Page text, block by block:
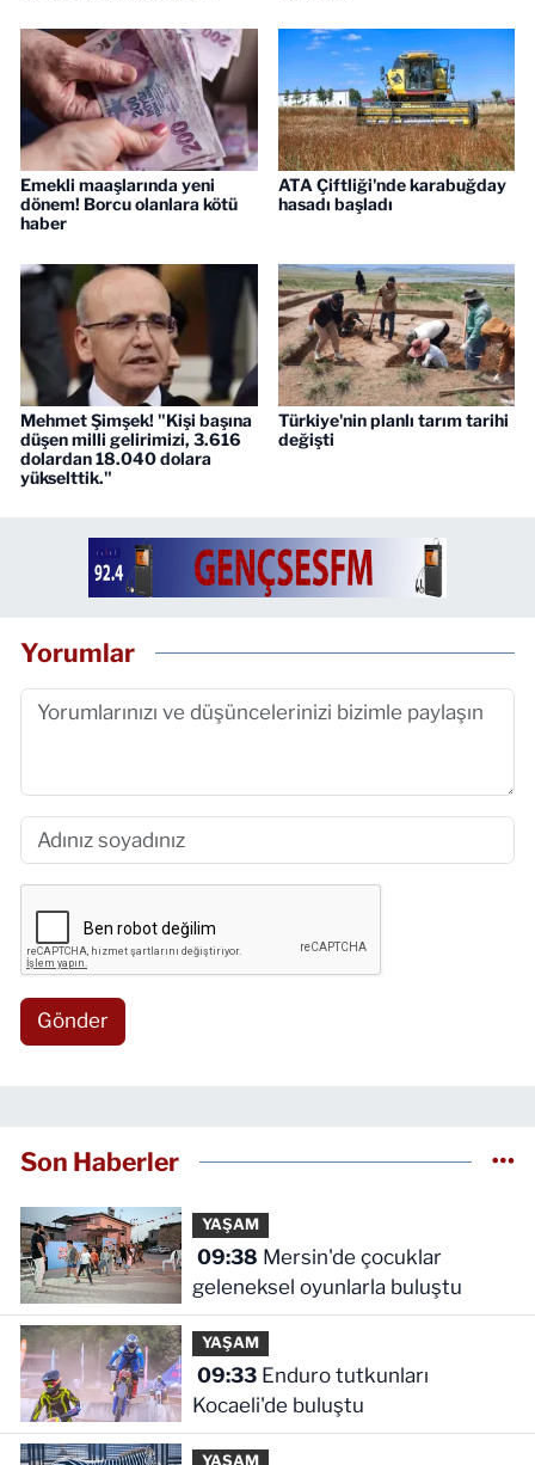
Emekli maaşlarında yeni
dönem! Borcu olanlara kötü
haber
ATA Çiftliği'nde karabuğday
hasadı başladı
Mehmet Şimşek! "Kişi başına
düşen milli gelirimizi, 3.616
dolardan 18.040 dolara
yükselttik."
Türkiye'nin planlı tarım tarihi
değişti
Yorumlar
Gönder
Son Haberler
YAŞAM
09:38
geleneksel oyunlarla buluştu
YAŞAM
09:33Enduro tutkunları
Kocaeli'de buluştu
YAŞAM